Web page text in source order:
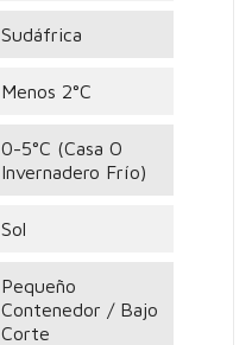
Sudáfrica
Menos 2°C
0-5°C (casa O
Invernadero Frío)
Sol
Pequeño
Contenedor / Bajo
Corte